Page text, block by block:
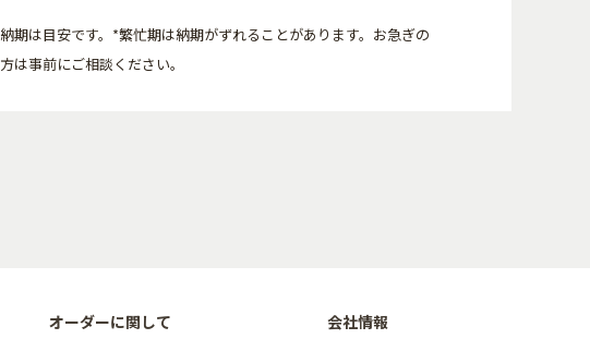
納期は目安です。*繁忙期は納期がずれることがあります。お急ぎの
方は事前にご相談ください。
オーダーに関して 会社情報